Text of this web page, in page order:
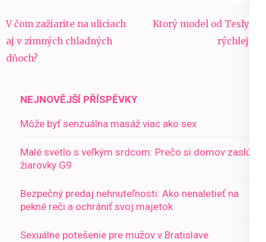
Navigace
pro
příspěvek
V čom zažiarite na uliciach
aj v zimných chladných
dňoch?
Ktorý model od Tesly je
rýchlejší?
NEJNOVĚJŠÍ PŘÍSPĚVKY
Môže byť senzuálna masáž viac ako sex
Malé svetlo s veľkým srdcom: Prečo si domov zaslúži
žiarovky G9
Bezpečný predaj nehnuteľnosti: Ako nenaletieť na
pekné reči a ochrániť svoj majetok
Sexuálne potešenie pre mužov v Bratislave